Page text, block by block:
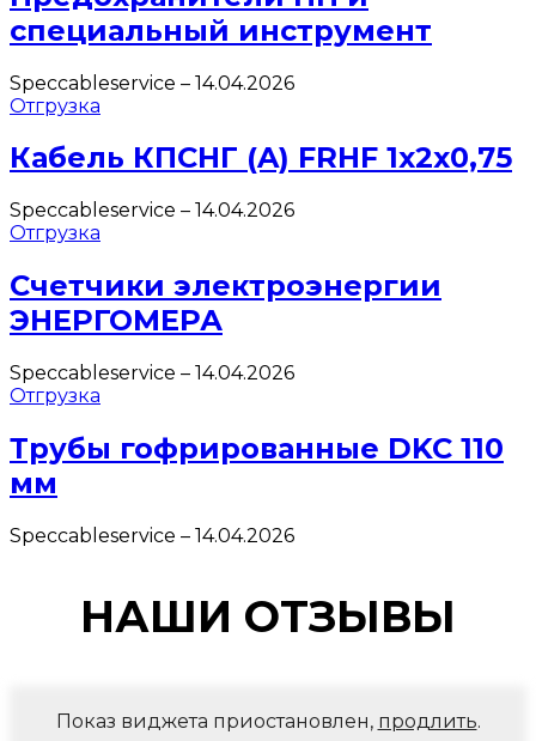
специальный инструмент
Speccableservice – 14.04.2026
Отгрузка
Кабель КПСНГ (A) FRHF 1х2х0,75
Speccableservice – 14.04.2026
Отгрузка
Счетчики электроэнергии
ЭНЕРГОМЕРА
Speccableservice – 14.04.2026
Отгрузка
Трубы гофрированные DKC 110
мм
Speccableservice – 14.04.2026
НАШИ ОТЗЫВЫ
Показ виджета приостановлен, продлить.